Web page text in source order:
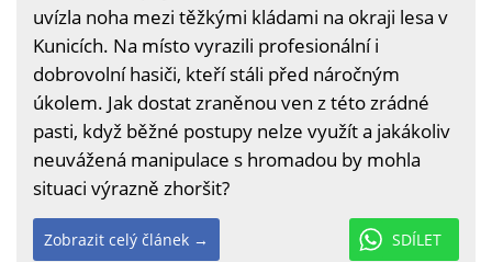
uvízla noha mezi těžkými kládami na okraji lesa v
Kunicích. Na místo vyrazili profesionální i
dobrovolní hasiči, kteří stáli před náročným
úkolem. Jak dostat zraněnou ven z této zrádné
pasti, když běžné postupy nelze využít a jakákoliv
neuvážená manipulace s hromadou by mohla
situaci výrazně zhoršit?
SDÍLET
Zobrazit celý článek →